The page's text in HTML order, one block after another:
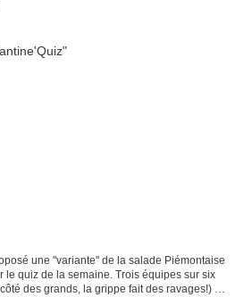
une "variante" de la salade Piémontaise
le quiz de la semaine. Trois équipes sur six
des grands, la grippe fait des ravages!) ont